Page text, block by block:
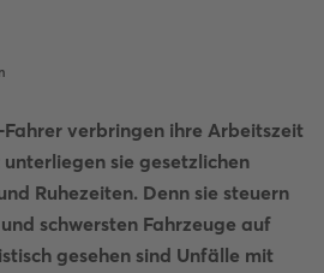
verbringen ihre Arbeitszeit
sie gesetzlichen
Ruhezeiten. Denn sie steuern
schwersten Fahrzeuge auf
gesehen sind Unfälle mit